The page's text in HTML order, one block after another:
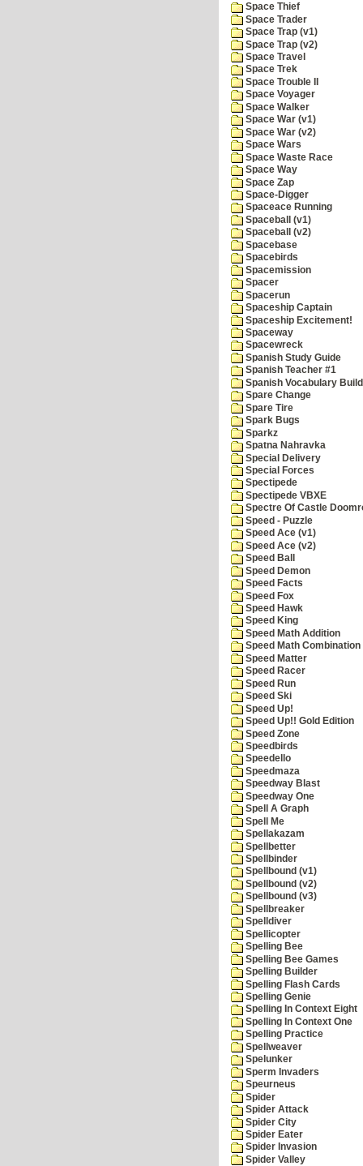
Space Thief
Space Trader
Space Trap (v1)
Space Trap (v2)
Space Travel
Space Trek
Space Trouble II
Space Voyager
Space Walker
Space War (v1)
Space War (v2)
Space Wars
Space Waste Race
Space Way
Space Zap
Space-Digger
Spaceace Running
Spaceball (v1)
Spaceball (v2)
Spacebase
Spacebirds
Spacemission
Spacer
Spacerun
Spaceship Captain
Spaceship Excitement!
Spaceway
Spacewreck
Spanish Study Guide
Spanish Teacher #1
Spanish Vocabulary
Spare Change
Spare Tire
Spark Bugs
Sparkz
Spatna Nahravka
Special Delivery
Special Forces
Spectipede
Spectipede VBXE
Spectre Of Castle
Speed - Puzzle
Speed Ace (v1)
Speed Ace (v2)
Speed Ball
Speed Demon
Speed Facts
Speed Fox
Speed Hawk
Speed King
Speed Math Addition
Speed Math Combination
Speed Matter
Speed Racer
Speed Run
Speed Ski
Speed Up!
Speed Up!! Gold Edition
Speed Zone
Speedbirds
Speedello
Speedmaza
Speedway Blast
Speedway One
Spell A Graph
Spell Me
Spellakazam
Spellbetter
Spellbinder
Spellbound (v1)
Spellbound (v2)
Spellbound (v3)
Spellbreaker
Spelldiver
Spellicopter
Spelling Bee
Spelling Bee Games
Spelling Builder
Spelling Flash Cards
Spelling Genie
Spelling In Context Eight
Spelling In Context One
Spelling Practice
Spellweaver
Spelunker
Sperm Invaders
Speurneus
Spider
Spider Attack
Spider City
Spider Eater
Spider Invasion
Spider Valley